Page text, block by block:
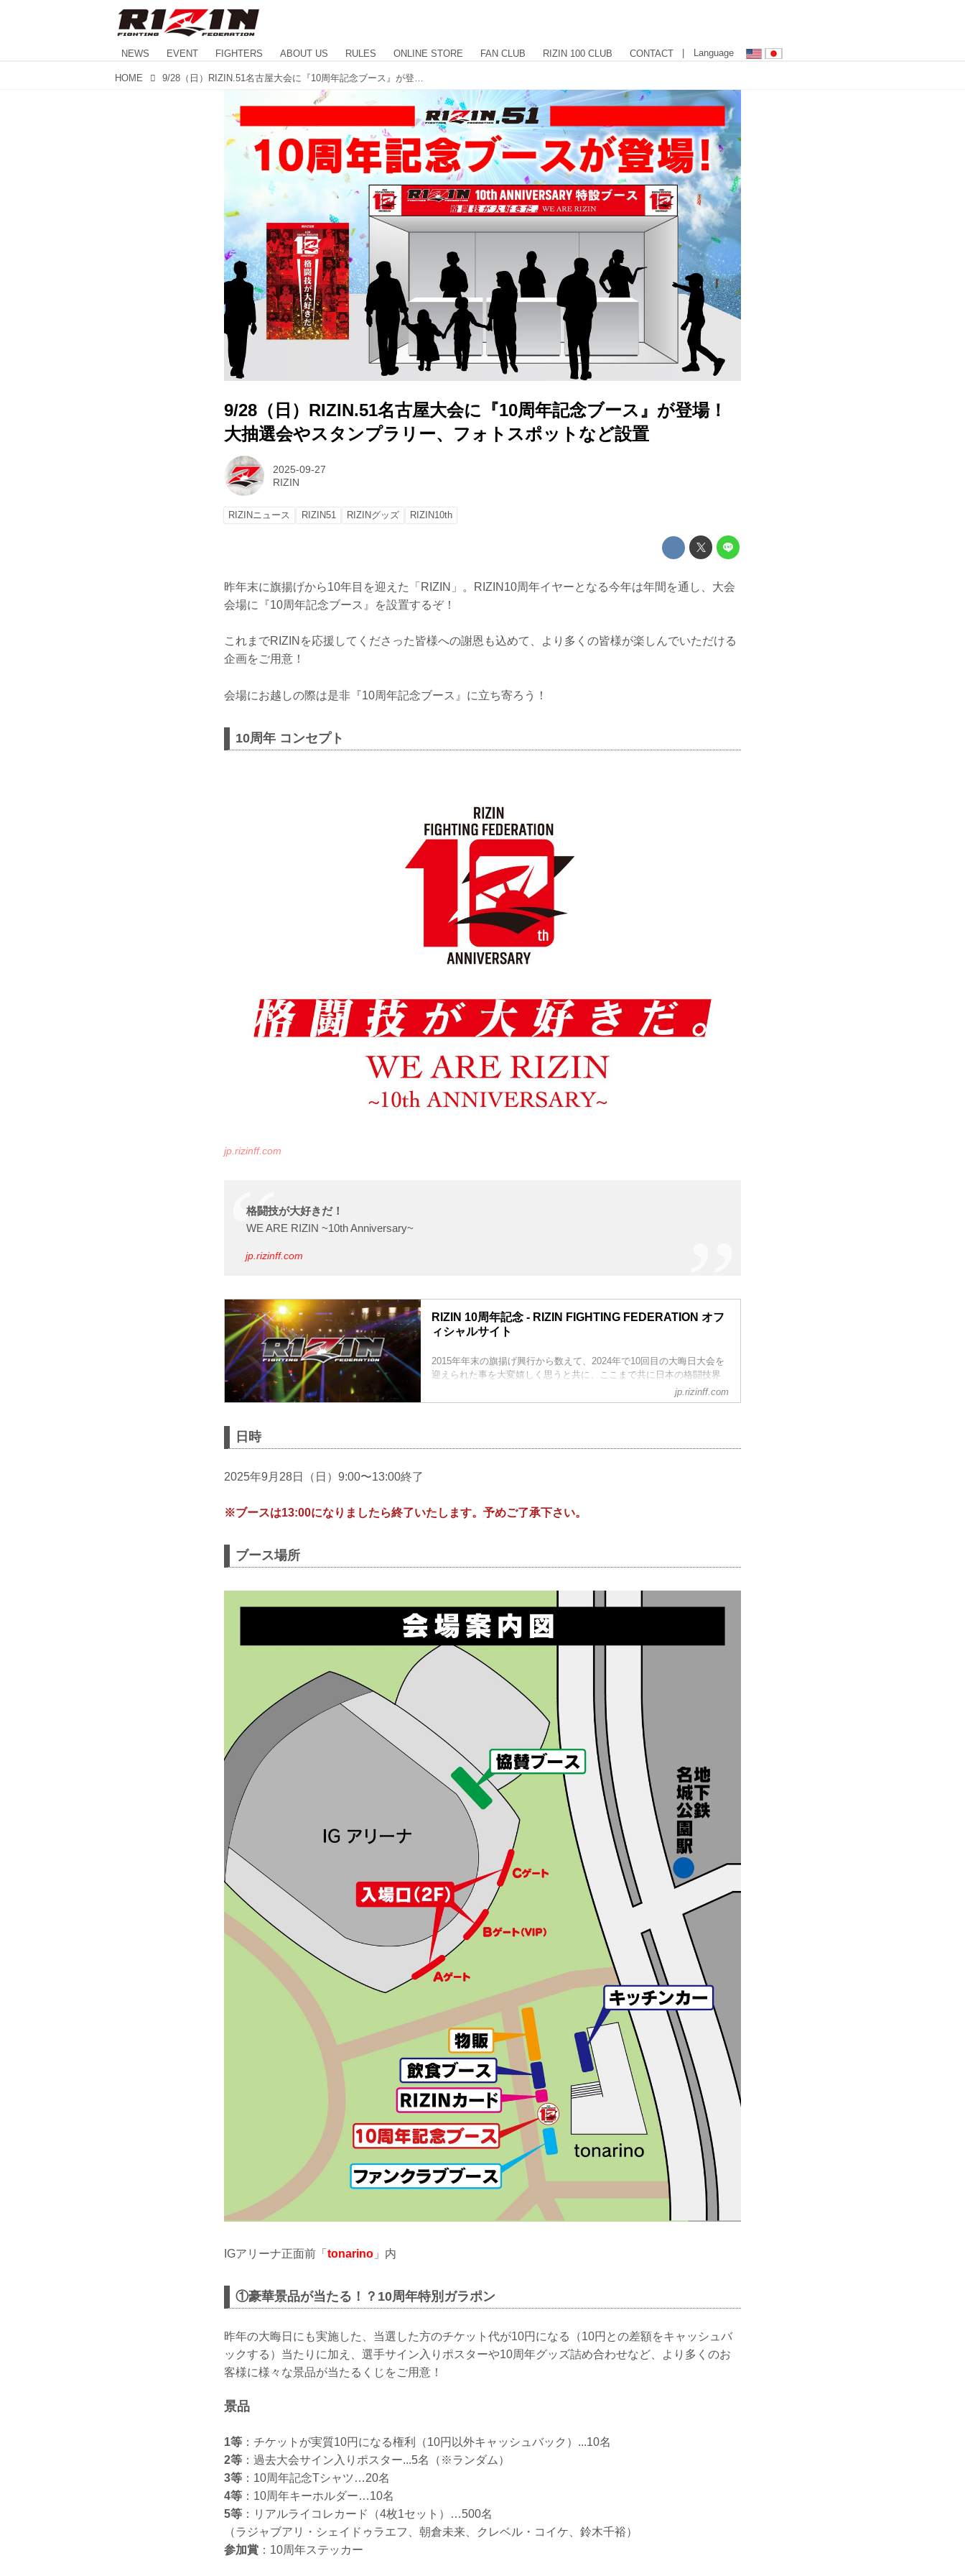
NEWS EVENT FIGHTERS ABOUT US RULES ONLINE STORE FAN CLUB RIZIN 100 CLUB CONTACT | Language
HOME
9/28（日）RIZIN.51名古屋大会に『10周年記念ブース』が登場！
大抽選会やスタンプラリー、フォトスポットなど設置
2025-09-27
RIZIN
RIZINニュース RIZIN51 RIZINグッズ RIZIN10th
昨年末に旗揚げから10年目を迎えた「RIZIN」。RIZIN10周年イヤーとなる今年は年間を通し、大会
会場に『10周年記念ブース』を設置するぞ！
これまでRIZINを応援してくださった皆様への謝恩も込めて、より多くの皆様が楽しんでいただける
企画をご用意！
会場にお越しの際は是非『10周年記念ブース』に立ち寄ろう！
10周年 コンセプト
jp.rizinff.com
格闘技が⼤好きだ！
WE ARE RIZIN ~10th Anniversary~
jp.rizinff.com
RIZIN 10周年記念 - RIZIN FIGHTING FEDERATION オフ
ィシャルサイト
2015年年末の旗揚げ興行から数えて、2024年で10回目の大晦日大会を
迎えられた事を大変嬉しく思うと共に、ここまで共に日本の格闘技界
に再び熱狂を創り出す為に命懸けで闘ってくれた誇り高き選手達とそ
の闘う選手達の背中を常に推し続け、支え続けてくれた熱き魂を持つ
jp.rizinff.com
日時
2025年9月28日（日）9:00〜13:00終了
※ブースは13:00になりましたら終了いたします。予めご了承下さい。
ブース場所
IGアリーナ正面前「 tonarino 」内
①豪華景品が当たる！？10周年特別ガラポン
昨年の⼤晦⽇にも実施した、当選した⽅のチケット代が10円になる（10円との差額をキャッシュバ
ックする）当たりに加え、選⼿サイン⼊りポスターや10周年グッズ詰め合わせなど、より多くのお
客様に様々な景品が当たるくじをご用意！
景品
1等 ：チケットが実質10円になる権利（10円以外キャッシュバック）...10名
2等 ：過去大会サイン入りポスター...5名（※ランダム）
3等 ：10周年記念Tシャツ…20名
4等 ：10周年キーホルダー…10名
5等 ：リアルライコレカード（4枚1セット）…500名
（ラジャブアリ・シェイドゥラエフ、朝倉未来、クレベル・コイケ、鈴木千裕）
参加賞 ：10周年ステッカー